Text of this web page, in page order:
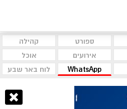
ספורט
קהילה
אירועים
אוכל
WhatsApp לוח באר שבע